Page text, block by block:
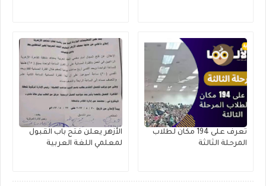
تعرف على 194 مكان لطلاب
المرحلة الثالثة
الأزهر يعلن فتح باب القبول
لمعلمي اللغة العربية